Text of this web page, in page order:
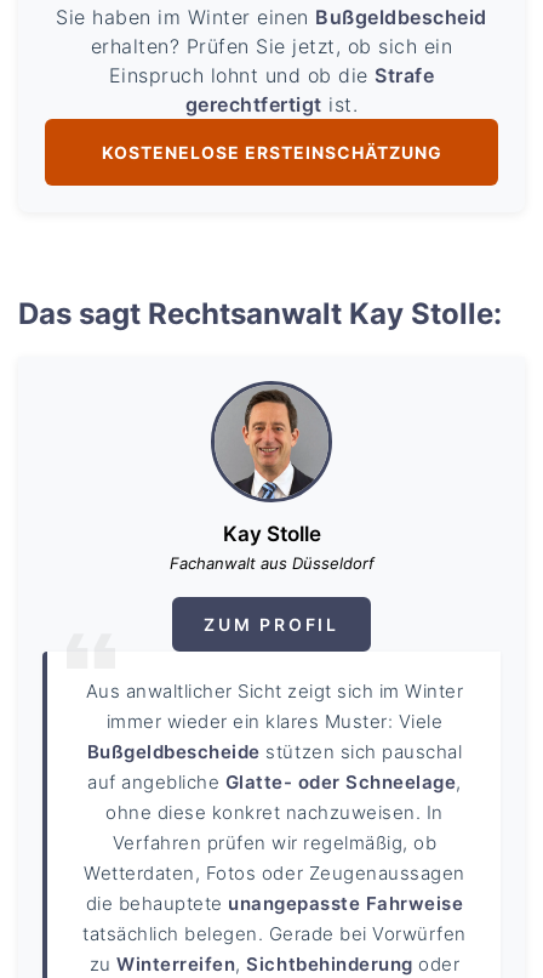
Sie haben im Winter einen Bußgeldbescheid
erhalten? Prüfen Sie jetzt, ob sich ein
Einspruch lohnt und ob die Strafe
gerechtfertigt ist.
KOSTENELOSE ERSTEINSCHÄTZUNG
Das sagt Rechtsanwalt Kay Stolle:
Kay Stolle
Fachanwalt aus Düsseldorf
ZUM PROFIL
Aus anwaltlicher Sicht zeigt sich im Winter
immer wieder ein klares Muster: Viele
Bußgeldbescheide stützen sich pauschal
auf angebliche Glatte- oder Schneelage,
ohne diese konkret nachzuweisen. In
Verfahren prüfen wir regelmäßig, ob
Wetterdaten, Fotos oder Zeugenaussagen
die behauptete unangepasste Fahrweise
tatsächlich belegen. Gerade bei Vorwürfen
zuWinterreifen,Sichtbehinderung oder